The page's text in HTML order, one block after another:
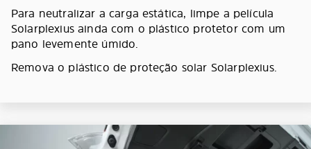
Para neutralizar a carga estática, limpe a película
Solarplexius ainda com o plástico protetor com um
pano levemente úmido.
Remova o plástico de proteção solar Solarplexius.